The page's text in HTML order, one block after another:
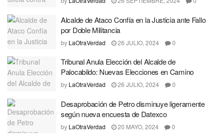
Alcalde de Ataco Confía en la Justicia ante Fallo
por Doble Militancia
by LaOtraVerdad 26 JULIO, 2024 0
Tribunal Anula Elección del Alcalde de
Palocabildo: Nuevas Elecciones en Camino
by LaOtraVerdad 26 JULIO, 2024 0
Desaprobación de Petro disminuye ligeramente
según nueva encuesta de Datexco
by LaOtraVerdad 20 MAYO, 2024 0